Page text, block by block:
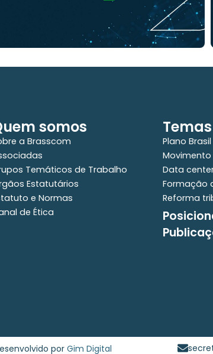
somos
a Brasscom
Temáticos de Trabalho
Estatutários
e Normas
de Ética
Plano
Movimento
Data
Formação
Reforma
por Gim Digital